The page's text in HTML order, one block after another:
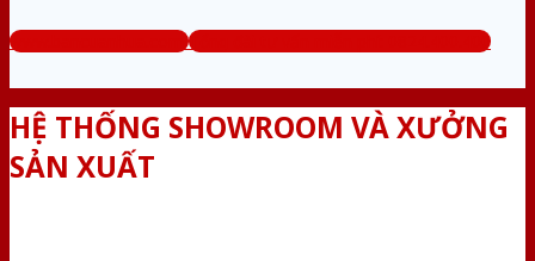
www.bancuanhua.com Tổng đài tư vấn miễn phí: 0824.400.400
HỆ THỐNG SHOWROOM VÀ XƯỞNG
SẢN XUẤT